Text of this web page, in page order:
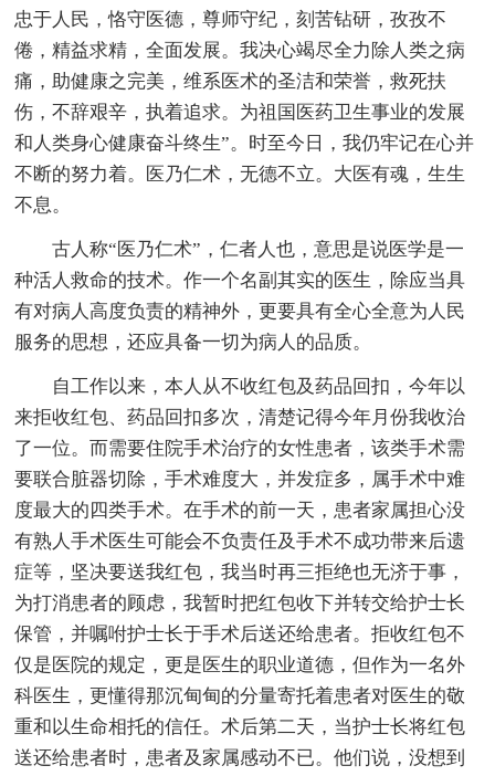
忠于人民，恪守医德，尊师守纪，刻苦钻研，孜孜不
倦，精益求精，全面发展。我决心竭尽全力除人类之病
痛，助健康之完美，维系医术的圣洁和荣誉，救死扶
伤，不辞艰辛，执着追求。为祖国医药卫生事业的发展
和人类身心健康奋斗终生”。时至今日，我仍牢记在心并
不断的努力着。医乃仁术，无德不立。大医有魂，生生
不息。
古人称“医乃仁术”，仁者人也，意思是说医学是一
种活人救命的技术。作一个名副其实的医生，除应当具
有对病人高度负责的精神外，更要具有全心全意为人民
服务的思想，还应具备一切为病人的品质。
自工作以来，本人从不收红包及药品回扣，今年以
来拒收红包、药品回扣多次，清楚记得今年月份我收治
了一位。而需要住院手术治疗的女性患者，该类手术需
要联合脏器切除，手术难度大，并发症多，属手术中难
度最大的四类手术。在手术的前一天，患者家属担心没
有熟人手术医生可能会不负责任及手术不成功带来后遗
症等，坚决要送我红包，我当时再三拒绝也无济于事，
为打消患者的顾虑，我暂时把红包收下并转交给护士长
保管，并嘱咐护士长于手术后送还给患者。拒收红包不
仅是医院的规定，更是医生的职业道德，但作为一名外
科医生，更懂得那沉甸甸的分量寄托着患者对医生的敬
重和以生命相托的信任。术后第二天，当护士长将红包
送还给患者时，患者及家属感动不已。他们说，没想到